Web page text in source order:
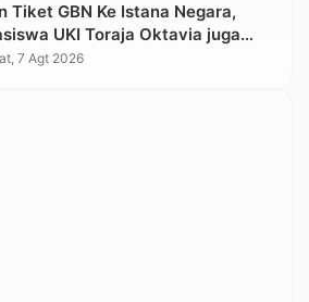
Tiket GBN Ke Istana Negara,
UKI Toraja Oktavia juga
ke Pekan Seni Mahasiswa
7 Agt 2026